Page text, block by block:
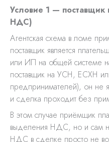
Условие 1 —
НДС)
Агентская схема в ломе
поставщик является
или ИП на общей системе
поставщик на УСН, ЕСХН
предпринимателей), он не
и сделка проходит без
В этом случае приёмщик
выделения НДС, но и сам
НДС в сделке просто не